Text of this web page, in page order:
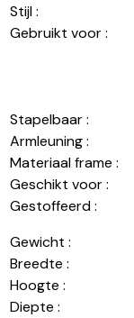
Stijl :
Gebruikt voor :
Stapelbaar :
Armleuning :
Materiaal frame :
Geschikt voor :
Gestoffeerd :
Gewicht :
Breedte :
Hoogte :
Diepte :